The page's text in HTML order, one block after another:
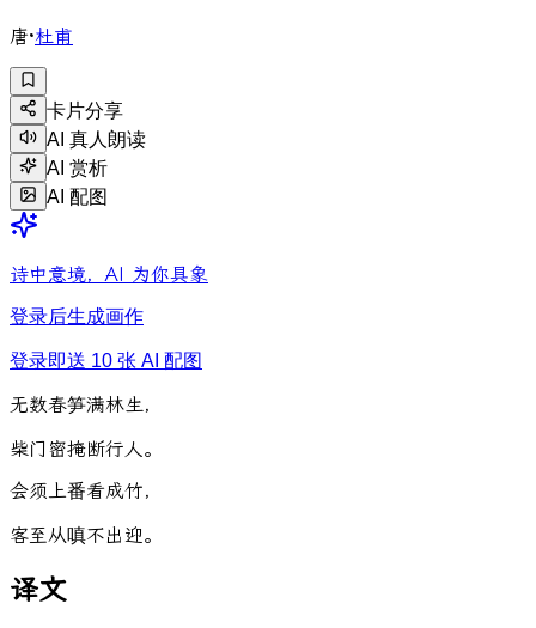
唐·杜甫
卡片分享
AI 真人朗读
AI 赏析
AI 配图
诗中意境，AI 为你具象
登录后生成画作
登录即送 10 张 AI 配图
无数春笋满林生，
柴门 密掩断行人。
会须上番看成竹，
客至从嗔不出迎。
译文